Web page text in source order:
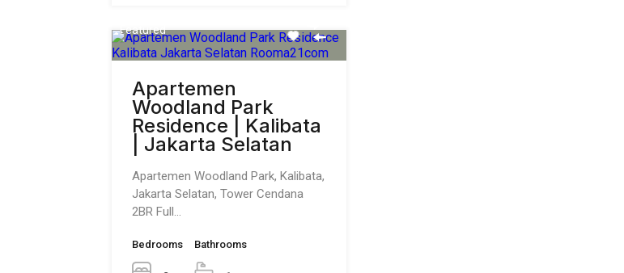
Featured
Apartemen
Woodland Park
Residence | Kalibata
| Jakarta Selatan
Apartemen Woodland Park, Kalibata,
Jakarta Selatan, Tower Cendana
2BR Full…
Bedrooms Bathrooms